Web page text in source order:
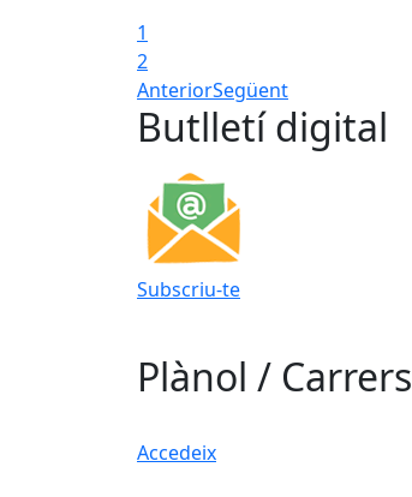
1
2
AnteriorSegüent
Butlletí digital
Subscriu-te
Plànol / Carrers
Accedeix